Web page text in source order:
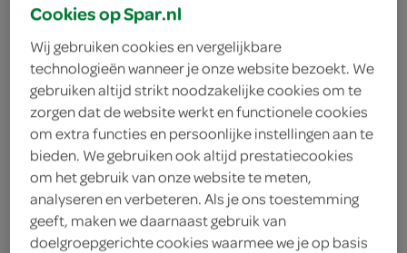
Unox bruine bonensoep
stevige
Unox
4.
89
800 Milliliter
Cookies op Spar.nl
Wij gebruiken cookies en vergelijkbare
technologieën wanneer je onze website bezoekt. We
gebruiken altijd strikt noodzakelijke cookies om te
zorgen dat de website werkt en functionele cookies
om extra functies en persoonlijke instellingen aan te
bieden. We gebruiken ook altijd prestatiecookies
om het gebruik van onze website te meten,
analyseren en verbeteren. Als je ons toestemming
geeft, maken we daarnaast gebruik van
doelgroepgerichte cookies waarmee we je op basis